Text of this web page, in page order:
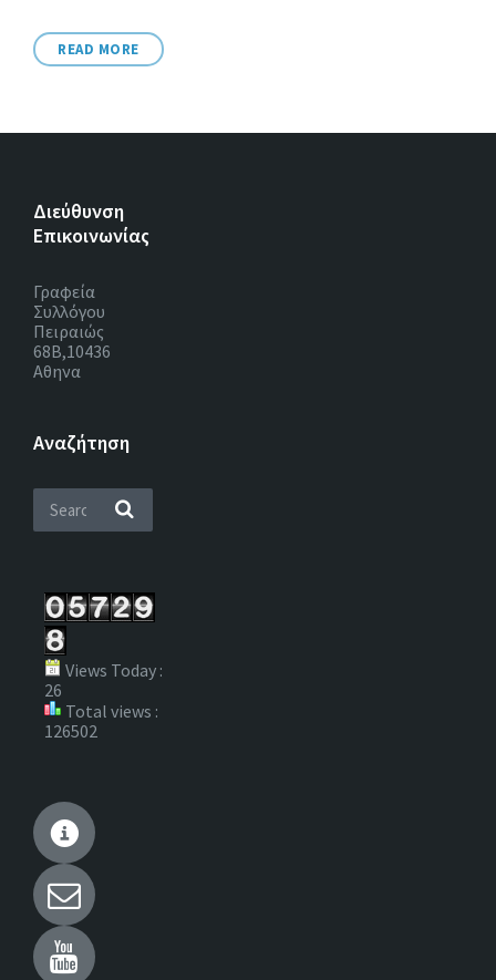
READ MORE
Διεύθυνση
Επικοινωνίας
Γραφεία
Συλλόγου
Πειραιώς
68Β,10436
Αθηνα
Αναζήτηση
Views Today :
26
Total views :
126502
Wikipedia
Email
YouTube